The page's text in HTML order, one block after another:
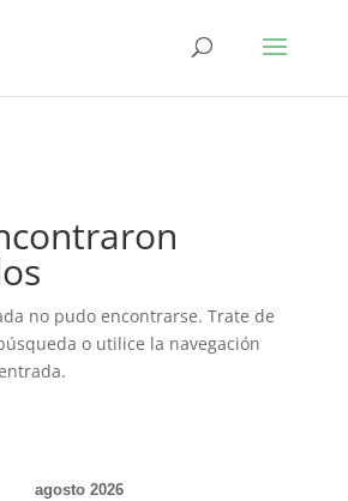
no pudo encontrarse. Trate de
o utilice la navegación
agosto 2026